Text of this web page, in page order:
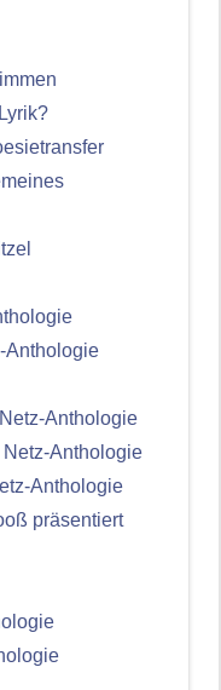
Anthologie
Anthologie
Anthologie
Anthologie
präsentiert